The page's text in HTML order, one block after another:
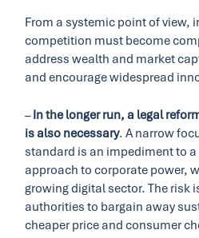
From a systemic point of view,
competition must become
address wealth and market
and encourage widespread
–In the longer run, a legal
is also necessary. A narrow
standard is an impediment to
approach to corporate power,
growing digital sector. The risk
authorities to bargain away
cheaper price and consumer